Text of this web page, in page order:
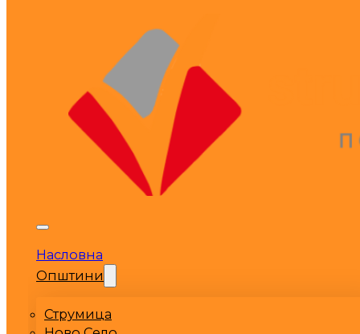
Насловна
Општини
Струмица